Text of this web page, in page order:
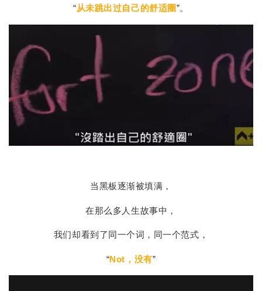
“从未跳出过自己的舒适圈”。
当黑板逐渐被填满，
在那么多人生故事中，
我们却看到了同一个词，同一个范式，
“Not，没有”